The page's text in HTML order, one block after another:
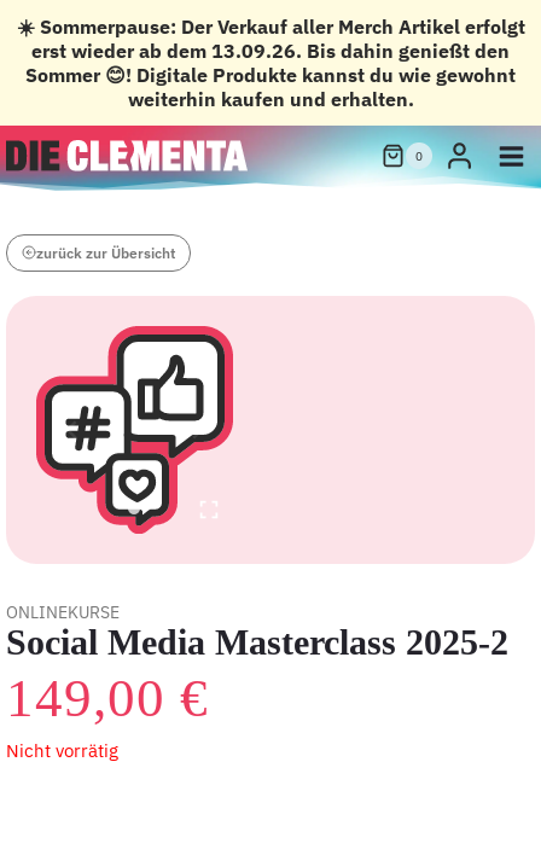
☀️ Sommerpause: Der Verkauf aller Merch Artikel erfolgt
erst wieder ab dem 13.09.26. Bis dahin genießt den
Sommer 😊! Digitale Produkte kannst du wie gewohnt
weiterhin kaufen und erhalten.
Zum
Inhalt
springen
0
zurück zur Übersicht
ONLINEKURSE
Social Media Masterclass 2025-2
149,00 €
Nicht vorrätig